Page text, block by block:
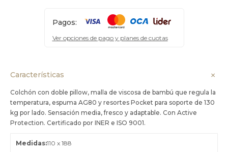
Pagos:
Ver opciones de pago y planes de cuotas
Características
Colchón con doble pillow, malla de viscosa de bambú que regula la
temperatura, espuma AG80 y resortes Pocket para soporte de 130
kg por lado. Sensación media, fresco y adaptable. Con Active
Protection. Certificado por INER e ISO 9001.
Medidas 110 x 188